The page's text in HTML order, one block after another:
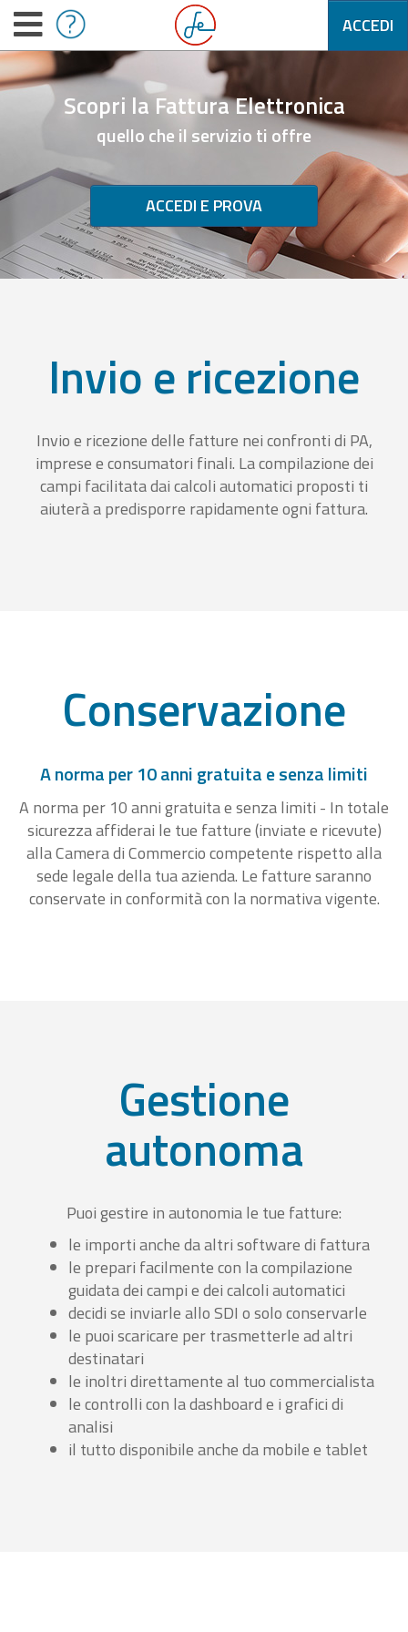
ACCEDI
Scopri la Fattura Elettronica
quello che il servizio ti offre
ACCEDI E PROVA
Invio e ricezione
Invio e ricezione delle fatture nei confronti di PA,
imprese e consumatori finali. La compilazione dei
campi facilitata dai calcoli automatici proposti ti
aiuterà a predisporre rapidamente ogni fattura.
Conservazione
A norma per 10 anni gratuita e senza limiti
A norma per 10 anni gratuita e senza limiti - In totale
sicurezza affiderai le tue fatture (inviate e ricevute)
alla Camera di Commercio competente rispetto alla
sede legale della tua azienda. Le fatture saranno
conservate in conformità con la normativa vigente.
Gestione
autonoma
Puoi gestire in autonomia le tue fatture:
le importi anche da altri software di fattura
le prepari facilmente con la compilazione
guidata dei campi e dei calcoli automatici
decidi se inviarle allo SDI o solo conservarle
le puoi scaricare per trasmetterle ad altri
destinatari
le inoltri direttamente al tuo commercialista
le controlli con la dashboard e i grafici di
analisi
il tutto disponibile anche da mobile e tablet